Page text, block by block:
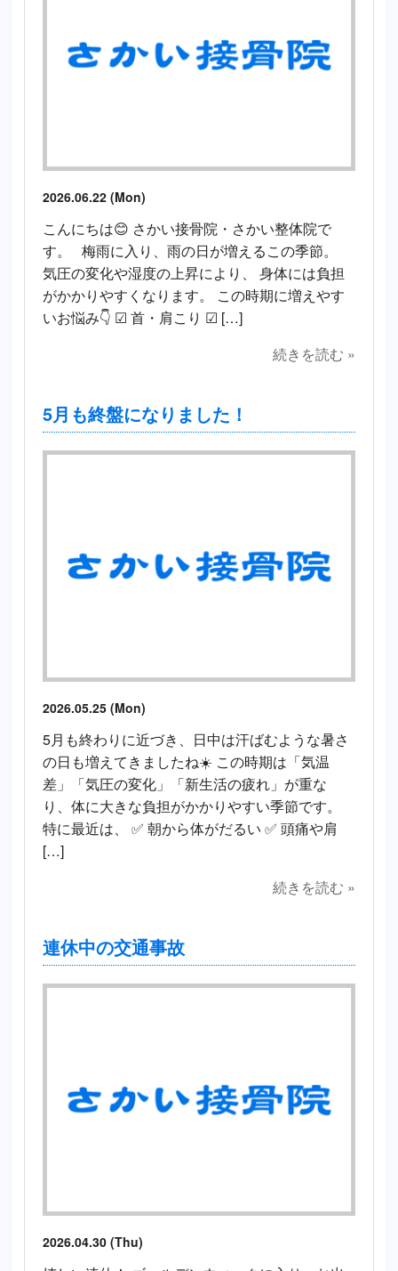
2026.06.22 (Mon)
こんにちは😊 さかい接骨院・さかい整体院で
す。 梅雨に入り、雨の日が増えるこの季節。
気圧の変化や湿度の上昇により、 身体には負担
がかかりやすくなります。 この時期に増えやす
いお悩み👇 ☑ 首・肩こり ☑ […]
続きを読む »
5月も終盤になりました！
2026.05.25 (Mon)
5月も終わりに近づき、日中は汗ばむような暑さ
の日も増えてきましたね☀️ この時期は「気温
差」「気圧の変化」「新生活の疲れ」が重な
り、体に大きな負担がかかりやすい季節です。
特に最近は、 ✅ 朝から体がだるい ✅ 頭痛や肩
[…]
続きを読む »
連休中の交通事故
2026.04.30 (Thu)